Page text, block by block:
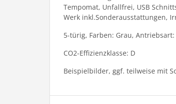
Tempomat, Unfallfrei, USB
Werk inkl.Sonderausstattungen,
5-türig, Farben: Grau,
CO2-Effizienzklasse: D
Beispielbilder, ggf. teilweise mit